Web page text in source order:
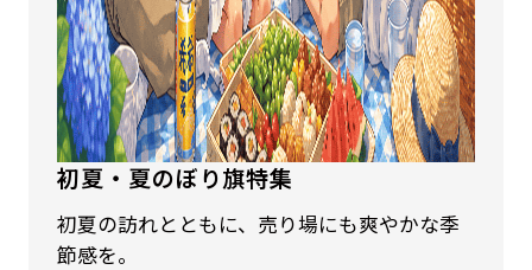
初夏・夏のぼり旗特集
初夏の訪れとともに、売り場にも爽やかな季
節感を。